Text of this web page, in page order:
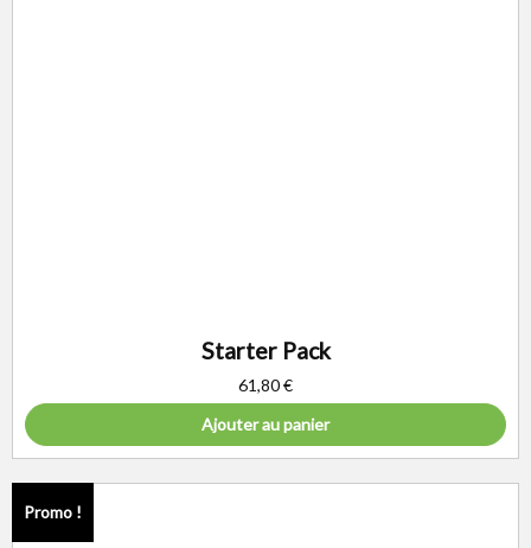
Starter Pack
61,80€
Ajouter au panier
Promo !